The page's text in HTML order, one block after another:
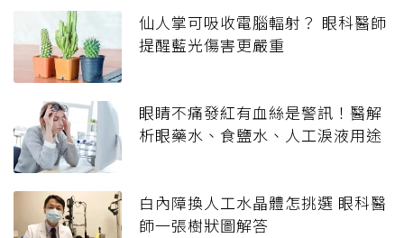
仙人掌可吸收電腦輻射？ 眼科醫師
提醒藍光傷害更嚴重
眼睛不痛發紅有血絲是警訊！醫解
析眼藥水、食鹽水、人工淚液用途
白內障換人工水晶體怎挑選 眼科醫
師一張樹狀圖解答